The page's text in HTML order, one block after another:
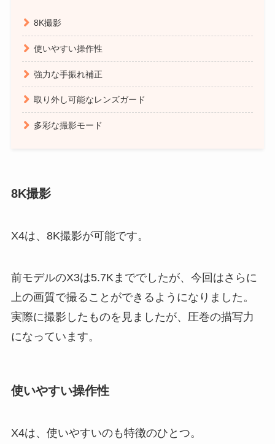
8K撮影
使いやすい操作性
強力な手振れ補正
取り外し可能なレンズガード
多彩な撮影モード
8K撮影
X4は、8K撮影が可能です。
前モデルのX3は5.7Kまででしたが、今回はさらに
上の画質で撮ることができるようになりました。
実際に撮影したものを見ましたが、圧巻の描写力
になっています。
使いやすい操作性
X4は、使いやすいのも特徴のひとつ。